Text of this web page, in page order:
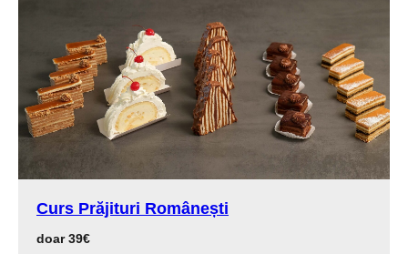
Curs Prăjituri Românești
doar 39€